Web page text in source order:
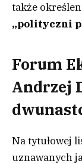
także
„polityczni
Forum
Andrzej
Na tytułowej
uznawanych